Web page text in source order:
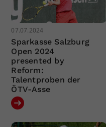
07.07.2024
Sparkasse Salzburg
Open 2024
presented by
Reform:
Talentproben der
ÖTV-Asse